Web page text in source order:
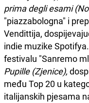
prima degli esami
"piazzabologna" i
Vendittija,
indie muzike
festivalu "Sanremo
Pupille (Zjenice),
među Top 20 u
italijanskih pjesama